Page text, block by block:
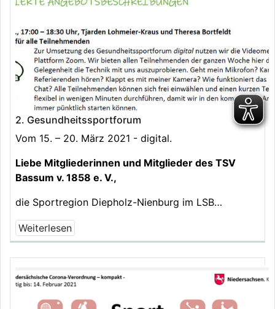
2. Gesundheitssportforum
Vom 15. – 20. März 2021 - digital.
Liebe Mitgliederinnen und Mitglieder des TSV
Bassum v. 1858 e. V.,
die Sportregion Diepholz-Nienburg im LSB…
Weiterlesen